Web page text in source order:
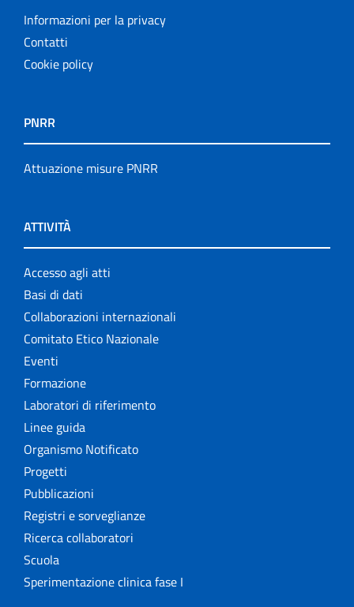
Informazioni per la privacy
Contatti
Cookie policy
PNRR
Attuazione misure PNRR
ATTIVITÀ
Accesso agli atti
Basi di dati
Collaborazioni internazionali
Comitato Etico Nazionale
Eventi
Formazione
Laboratori di riferimento
Linee guida
Organismo Notificato
Progetti
Pubblicazioni
Registri e sorveglianze
Ricerca collaboratori
Scuola
Sperimentazione clinica fase I